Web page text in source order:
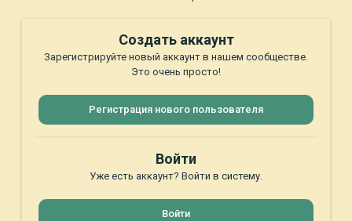
Создать аккаунт
Зарегистрируйте новый аккаунт в нашем сообществе.
Это очень просто!
Регистрация нового пользователя
Войти
Уже есть аккаунт? Войти в систему.
Войти